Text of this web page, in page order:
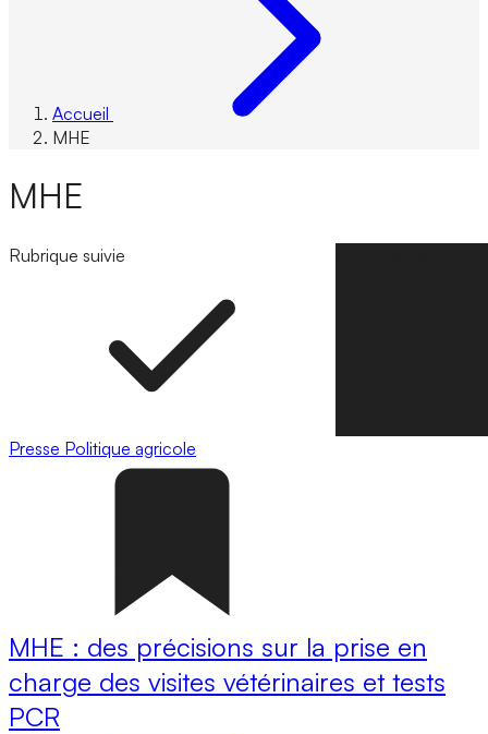
Accueil
MHE
MHE
Rubrique suivie
Presse Politique agricole
MHE : des précisions sur la prise en
charge des visites vétérinaires et tests
PCR